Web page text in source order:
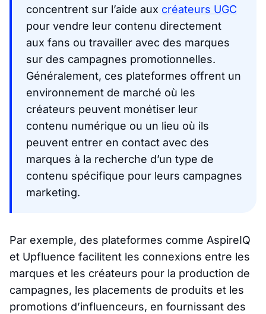
concentrent sur l’aide aux créateurs UGC
pour vendre leur contenu directement
aux fans ou travailler avec des marques
sur des campagnes promotionnelles.
Généralement, ces plateformes offrent un
environnement de marché où les
créateurs peuvent monétiser leur
contenu numérique ou un lieu où ils
peuvent entrer en contact avec des
marques à la recherche d’un type de
contenu spécifique pour leurs campagnes
marketing.
Par exemple, des plateformes comme AspireIQ
et Upfluence facilitent les connexions entre les
marques et les créateurs pour la production de
campagnes, les placements de produits et les
promotions d’influenceurs, en fournissant des